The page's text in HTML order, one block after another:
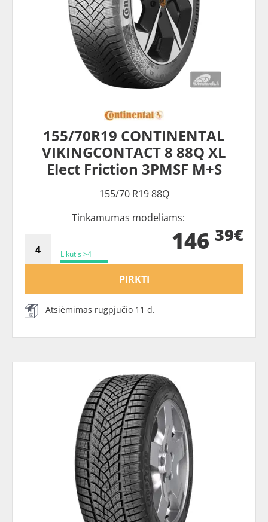
155/70R19 CONTINENTAL
VIKINGCONTACT 8 88Q XL
Elect Friction 3PMSF M+S
155/70 R19 88Q
Tinkamumas modeliams:
Likutis >4 146 39€
PIRKTI
Atsiėmimas rugpjūčio 11 d.